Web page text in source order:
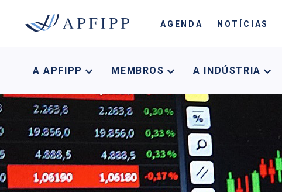
AGENDA NOTÍCIAS
A APFIPP MEMBROS A INDÚSTRIA